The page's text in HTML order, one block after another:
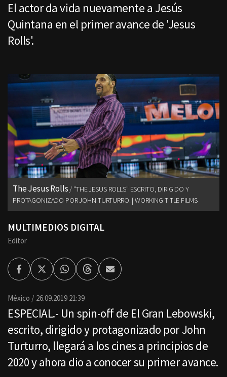
El actor da vida nuevamente a Jesús
Quintana en el primer avance de 'Jesus
Rolls'.
The Jesus Rolls
"THE JESUS ROLLS" ESCRITO, DIRIGIDO Y
PROTAGONIZADO POR JOHN TURTURRO. | WORKING TITLE FILMS
MULTIMEDIOS DIGITAL
Editor
FacebookTwitterWhatsappThreadsEnviar
por
México 26.09.2019 21:39
ESPECIAL.- Un spin-off de El Gran Lebowski,
escrito, dirigido y protagonizado por John
Turturro, llegará a los cines a principios de
2020 y ahora dio a conocer su primer avance.